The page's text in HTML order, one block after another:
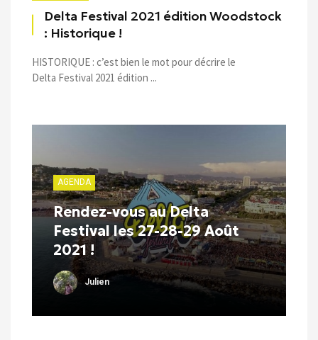
Delta Festival 2021 édition Woodstock
: Historique !
HISTORIQUE : c’est bien le mot pour décrire le
Delta Festival 2021 édition ...
AGENDA
Rendez-vous au Delta
Festival les 27-28-29 Août
2021 !
Julien